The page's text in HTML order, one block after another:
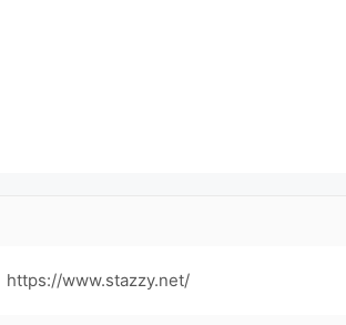
https://www.stazzy.net/